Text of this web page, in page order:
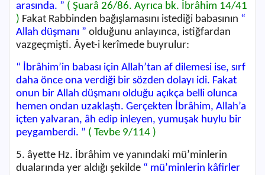
arasında. ” ( Şuarâ 26/86. Ayrıca bk. İbrâhim 14/41
) Fakat Rabbinden bağışlamasını istediği babasının “
Allah düşmanı ” olduğunu anlayınca, istiğfardan
vazgeçmişti. Âyet-i kerîmede buyrulur:
“ İbrâhim’in babası için Allah’tan af dilemesi ise, sırf
daha önce ona verdiği bir sözden dolayı idi. Fakat
onun bir Allah düşmanı olduğu açıkça belli olunca
hemen ondan uzaklaştı. Gerçekten İbrâhim, Allah’a
içten yalvaran, âh edip inleyen, yumuşak huylu bir
peygamberdi. ” ( Tevbe 9/114 )
5. âyette Hz. İbrâhim ve yanındaki mü’minlerin
dualarında yer aldığı şekilde “ mü’minlerin kâfirler